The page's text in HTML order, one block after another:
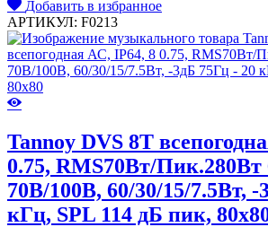
Добавить в избранное
АРТИКУЛ: F0213
Tannoy DVS 8T
0.75, RMS70Вт/
70В/100В, 60/30/15/7.5Вт, -
кГц, SPL 114 дБ пик,